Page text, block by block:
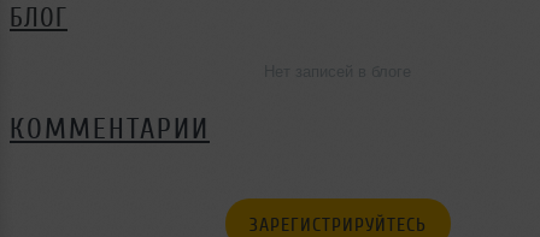
БЛОГ
КОММЕНТАРИИ
ЗАРЕГИСТРИРУЙТЕСЬ